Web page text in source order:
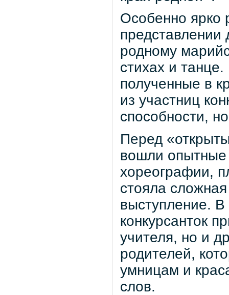
Особенно ярко
представлении
родному
стихах и
полученные в
из участниц
способности,
Перед
вошли опытные
хореографии,
стояла
выступление.
конкурсанток
учителя, но и
родителей,
умницам и
слов.